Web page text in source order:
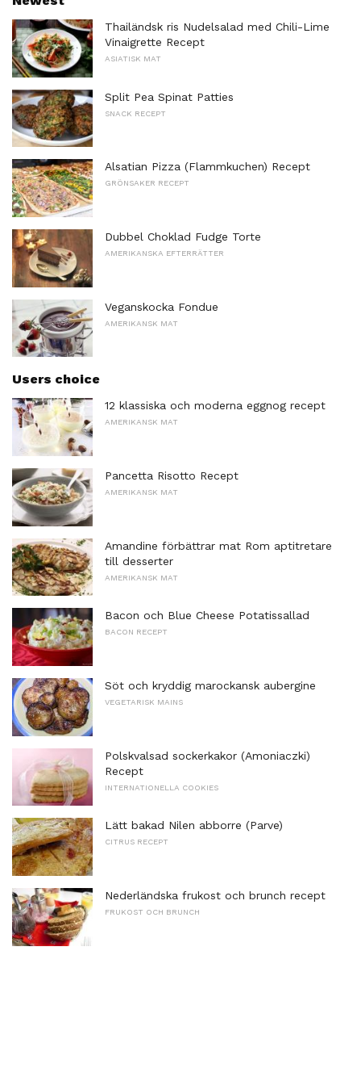
Thailändsk ris Nudelsalad med Chili-Lime
Vinaigrette Recept
ASIATISK MAT
Split Pea Spinat Patties
SNACK RECEPT
Alsatian Pizza (Flammkuchen) Recept
GRÖNSAKER RECEPT
Dubbel Choklad Fudge Torte
AMERIKANSKA EFTERRÄTTER
Veganskocka Fondue
AMERIKANSK MAT
Users choice
12 klassiska och moderna eggnog recept
AMERIKANSK MAT
Pancetta Risotto Recept
AMERIKANSK MAT
Amandine förbättrar mat Rom aptitretare
till desserter
AMERIKANSK MAT
Bacon och Blue Cheese Potatissallad
BACON RECEPT
Söt och kryddig marockansk aubergine
VEGETARISK MAINS
Polskvalsad sockerkakor (Amoniaczki)
Recept
INTERNATIONELLA COOKIES
Lätt bakad Nilen abborre (Parve)
CITRUS RECEPT
Nederländska frukost och brunch recept
FRUKOST OCH BRUNCH